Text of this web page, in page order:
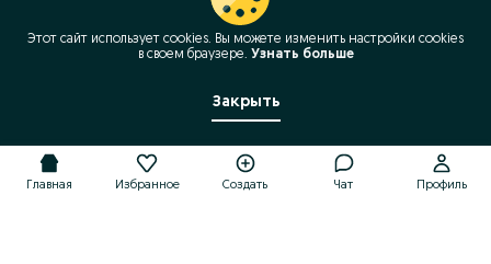
Главная Избранное Создать Чат Профиль
Этот сайт использует cookies. Вы можете изменить настройки cookies
в своeм браузере. Узнать больше
Закрыть